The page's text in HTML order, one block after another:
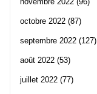
octobre 2022 (87)
septembre 2022 (127)
août 2022 (53)
juillet 2022 (77)